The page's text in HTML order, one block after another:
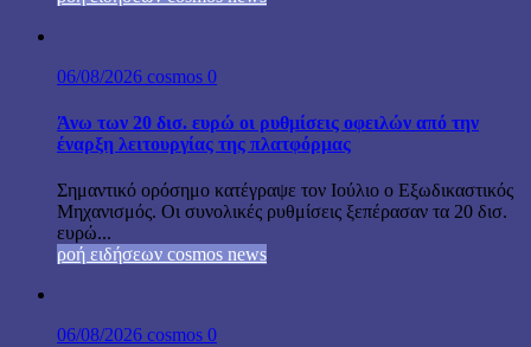
06/08/2026 cosmos 0
Άνω των 20 δισ. ευρώ οι ρυθμίσεις οφειλών από την
έναρξη λειτουργίας της πλατφόρμας
Σημαντικό ορόσημο κατέγραψε τον Ιούλιο ο Εξωδικαστικός
Μηχανισμός. Οι συνολικές ρυθμίσεις ξεπέρασαν τα 20 δισ.
ευρώ...
ροή ειδήσεων cosmos news
06/08/2026 cosmos 0